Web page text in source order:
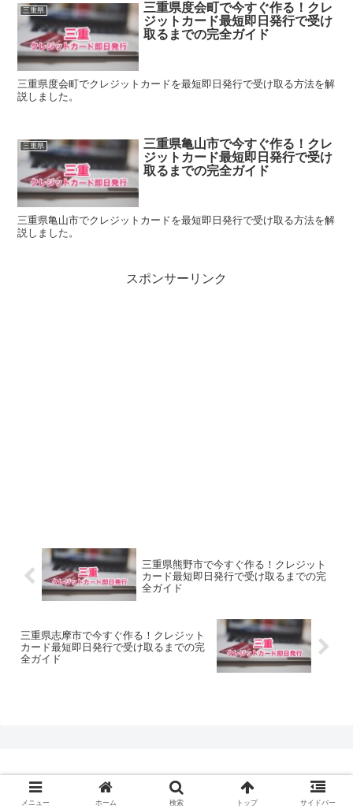
三重県
三重県度会町で今すぐ作る！クレ
ジットカード最短即日発行で受け
取るまでの完全ガイド
三重県度会町でクレジットカードを最短即日発行で受け取る方法を解
説しました。
三重県
三重県亀山市で今すぐ作る！クレ
ジットカード最短即日発行で受け
取るまでの完全ガイド
三重県亀山市でクレジットカードを最短即日発行で受け取る方法を解
説しました。
スポンサーリンク
三重県熊野市で今すぐ作る！クレジット
カード最短即日発行で受け取るまでの完
全ガイド
三重県志摩市で今すぐ作る！クレジット
カード最短即日発行で受け取るまでの完
全ガイド
© 2020 クレジットカード最短即日発行.com.
メニュー ホーム 検索 トップ サイドバー